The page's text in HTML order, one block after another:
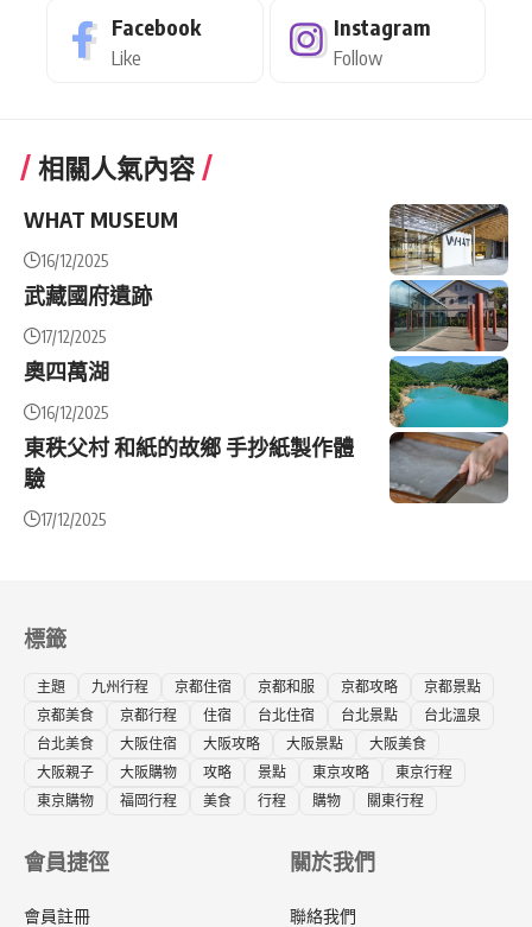
Facebook
Like
Instagram
Follow
相關人氣內容
WHAT MUSEUM
16/12/2025
武藏國府遺跡
17/12/2025
奧四萬湖
16/12/2025
東秩父村 和紙的故鄉 手抄紙製作體
驗
17/12/2025
標籤
主題 九州行程 京都住宿 京都和服 京都攻略
京都景點
京都美食
京都行程 住宿 台北住宿 台北景點
台北溫泉
台北美食
大阪住宿 大阪攻略 大阪景點
大阪美食
大阪親子
大阪購物 攻略 景點 東京攻略
東京行程
東京購物
福岡行程 美食 行程 購物 關東行程
會員捷徑
會員註冊
關於我們
聯絡我們